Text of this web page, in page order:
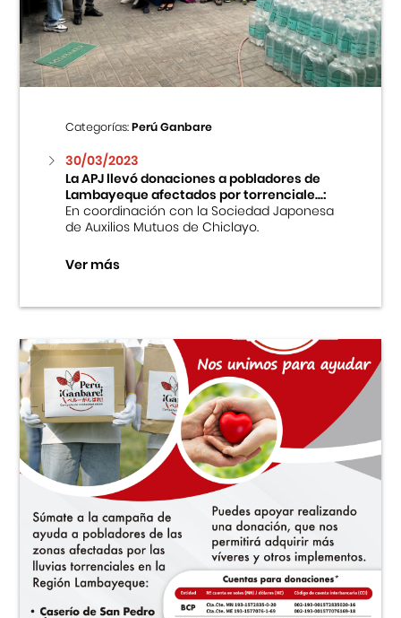
Centro Cultural Peruano Japonés
Cursos
Museo de la Inmigración Japonesa
Fondo Editorial
Teatro Peruano Japonés
Categorías:Perú Ganbare
30/03/2023
La APJ llevó donaciones a pobladores de
Lambayeque afectados por torrenciale...:
En coordinación con la Sociedad Japonesa
de Auxilios Mutuos de Chiclayo.
Ver más